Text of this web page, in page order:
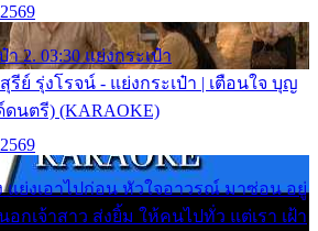
า 2. 03:30 แย่งกระเป๋า
รีย์ รุ่งโรจน์ - แย่งกระเป๋า | เตือนใจ บุญ
นตรี) (KARAOKE)
แย่งเอาไปก่อน หัวใจอาวรณ์ มาซ่อน อยู่
กเจ้าสาว ส่งยิ้ม ให้คนไปทั่ว แต่เรา เฝ้า